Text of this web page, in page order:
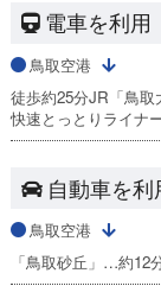
電車を利用
鳥取空港
徒歩約25分JR「鳥
快速とっとりライナ
自動車を利
鳥取空港
「鳥取砂丘」…約12